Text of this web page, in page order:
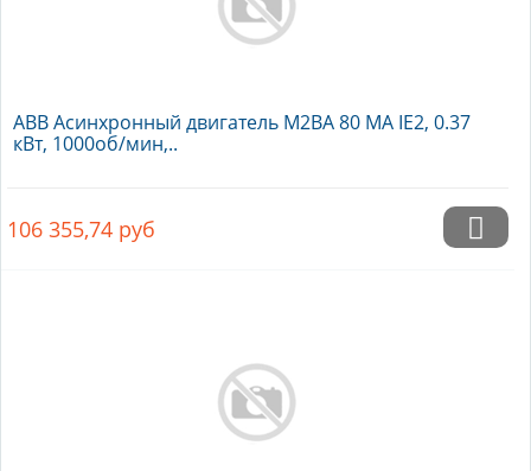
ABB Асинхронный двигатель M2BA 80 MA IE2, 0.37
кВт, 1000об/мин,..
106 355,74 руб